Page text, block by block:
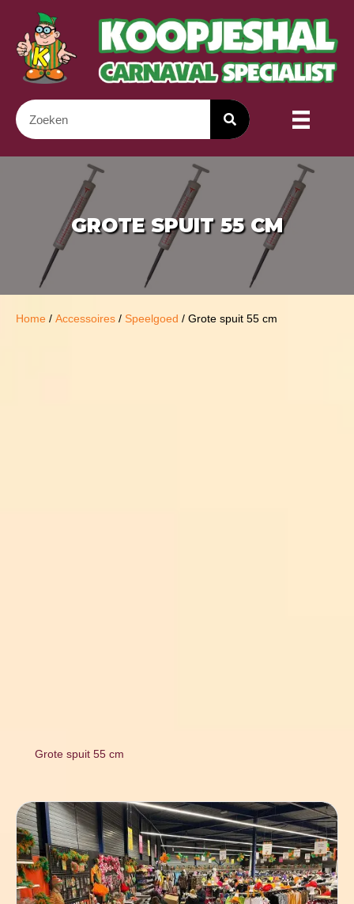
GROTE SPUIT 55 CM
Home / Accessoires / Speelgoed / Grote spuit 55 cm
Grote spuit 55 cm